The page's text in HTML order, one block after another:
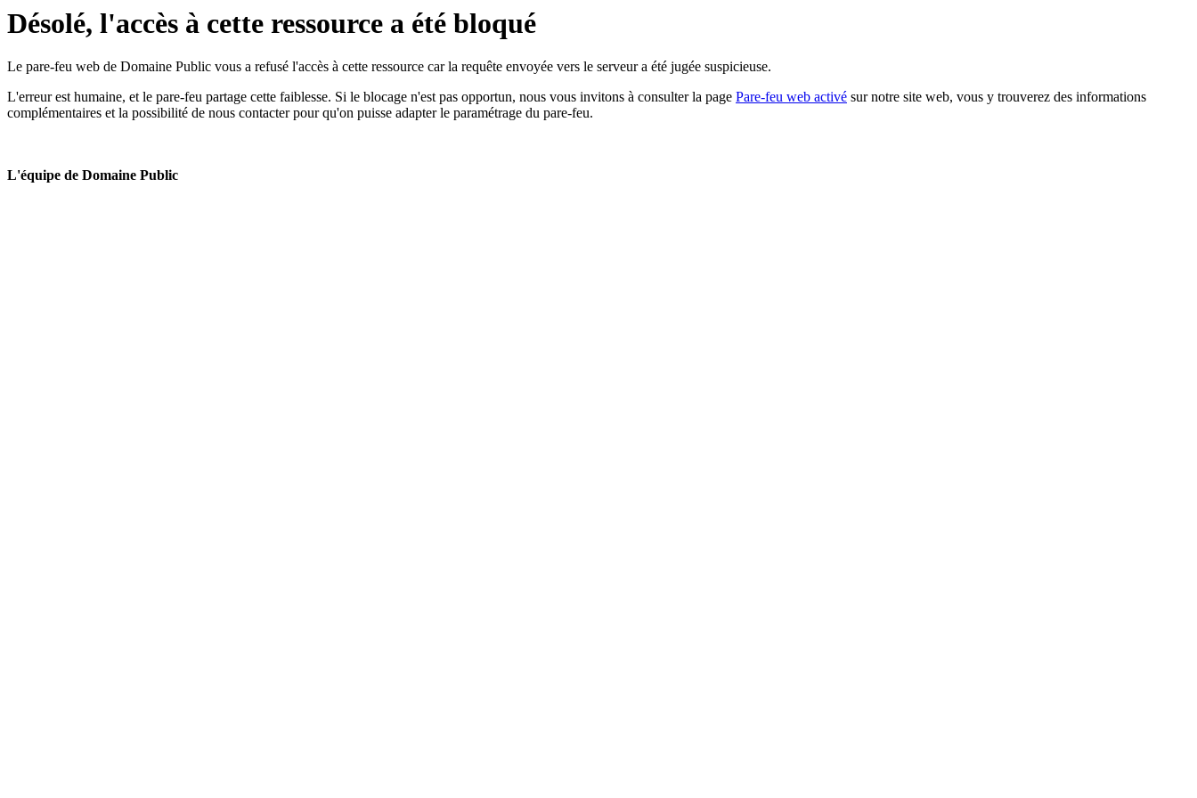
Désolé, l'accès à cette ressource a été bloqué
Le pare-feu web de Domaine Public vous a refusé l'accès à cette ressource car la requête envoyée vers le serveur a été jugée suspicieuse.
L'erreur est humaine, et le pare-feu partage cette faiblesse. Si le blocage n'est pas opportun, nous vous invitons à consulter la page Pare-feu web activé sur notre site web, vous y trouverez des informations
complémentaires et la possibilité de nous contacter pour qu'on puisse adapter le paramétrage du pare-feu.
L'équipe de Domaine Public